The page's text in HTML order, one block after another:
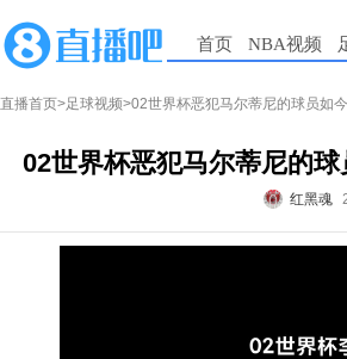
首页 NBA视频
直播首页>足球视频>02世界杯恶犯马尔蒂尼的球员如
02世界杯恶犯马尔蒂尼的
红黑魂